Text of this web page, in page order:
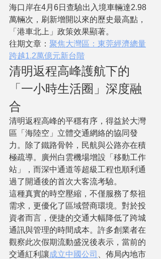
海口岸在4月6日查驗出入境車輛達2.98
萬輛次，刷新增開以來的歷史最高點，
「港車北上」政策效果顯著。
往期文章： 聚焦大灣區：東莞經濟總量
跨越1.2萬億元新台階
清明返程高峰護航下的
「一小時生活圈」深度融
合
清明返程高峰的平穩有序，得益於大灣
區「海陸空」立體交通網絡的協同發
力。除了鐵路骨幹，民航與公路亦在積
極疏導。廣州白雲機場增設「移動工作
站」，而深中通道等超級工程也順利通
過了開通後的首次大客流考驗。
這種真實的時空壓縮，不僅服務了祭祖
需求，更優化了區域營商環境。對於投
資者而言，便捷的交通大幅降低了跨城
通訊與管理的時間成本。許多創業者在
觀察此次假期流動盛況後表示，當前的
交通紅利讓成立中國公司
、佈局內地市